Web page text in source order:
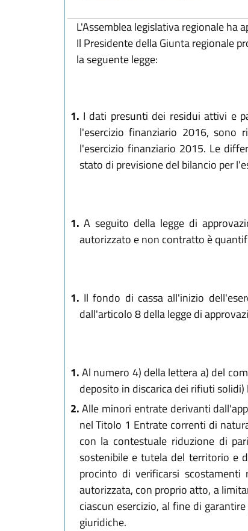
L'Assemblea legislativa regionale ha
Il Presidente della Giunta regionale
la seguente legge:
1. I dati presunti dei residui attivi e
l'esercizio finanziario 2016, sono
l'esercizio finanziario 2015. Le
stato di previsione del bilancio per
1. A seguito della legge di
autorizzato e non contratto è
1. Il fondo di cassa all'inizio
dall'articolo 8 della legge di
1.Al numero 4) della lettera a) del
deposito in discarica dei rifiuti solidi)
2.Alle minori entrate derivanti
nel Titolo 1 Entrate correnti di
con la contestuale riduzione di
sostenibile e tutela del territorio e
procinto di verificarsi
autorizzata, con proprio atto, a
ciascun esercizio, al fine di
giuridiche.